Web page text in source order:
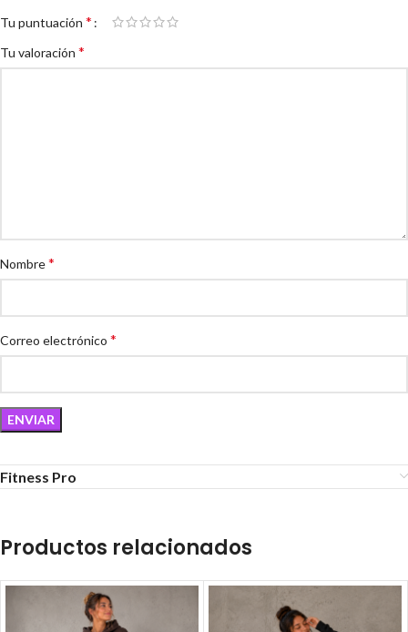
Tu puntuación *
Tu valoración *
Nombre*
Correo electrónico *
Fitness Pro
Productos relacionados